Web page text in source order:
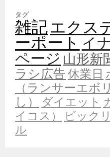
タグ
雑記エクス
ーポート イ
ページ 山形新
ラシ広告休業日
（ランサーエ
し）
ダイエット
イコス）
ビック
ル